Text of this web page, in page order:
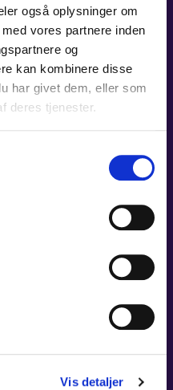
også oplysninger om
vores partnere inden
og
kan kombinere disse
har givet dem, eller som
deres tjenester.
Vis detaljer